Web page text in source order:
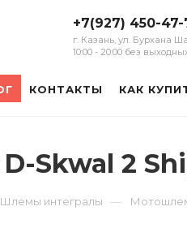
+7(927) 450-47-
г. Казань, ул. Бурхана
10:00 - 20:00 без
КОНТАКТЫ КАК
Skwal 2
Шлемы интегралы —